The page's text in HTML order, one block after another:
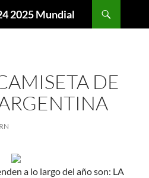
2025 Mundial
DE
a lo largo del año son: LA